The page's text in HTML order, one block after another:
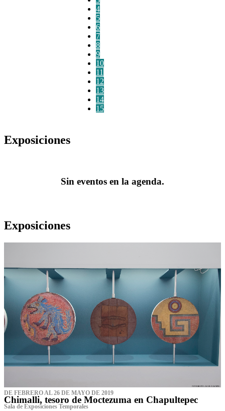
4
5
6
7
8
9
10
11
12
13
14
15
Exposiciones
Sin eventos en la agenda.
Exposiciones
DE FEBRERO AL 26 DE MAYO DE 2019
Chimalli, tesoro de Moctezuma en Chapultepec
Sala de Exposiciones Temporales